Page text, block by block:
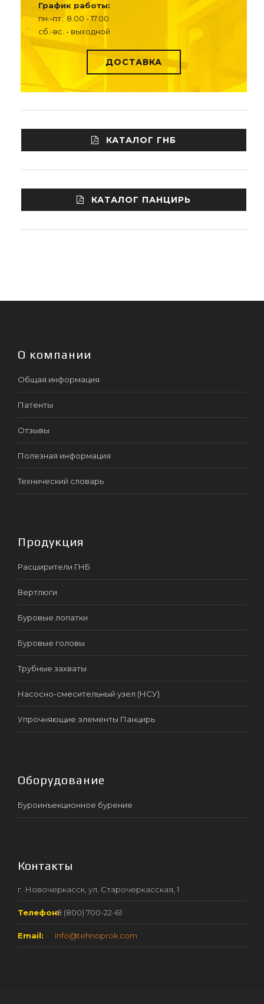
График работы:
пн.-пт.: 8.00 - 17.00
сб.-вс. - выходной
ДОСТАВКА
КАТАЛОГ ГНБ
КАТАЛОГ ПАНЦИРЬ
О компании
Общая информация
Патенты
Отзывы
Полезная информация
Технический словарь
Продукция
Расширители ГНБ
Вертлюги
Буровые лопатки
Буровые головы
Трубные захваты
Насосно-смесительный узел (НСУ)
Упрочняющие элементы Панцирь
Оборудование
Буроинъекционное бурение
Контакты
г. Новочеркасск, ул. Старочеркасская, 1
Телефон:8 (800) 700-22-61
Email: info@tehnoprok.com